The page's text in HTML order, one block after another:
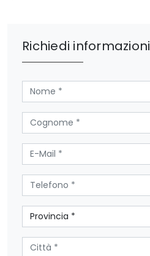
Richiedi informazioni